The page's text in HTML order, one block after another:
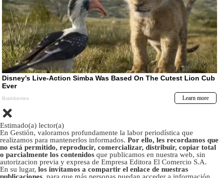
Estimado(a) lector(a)
En Gestión, valoramos profundamente la labor periodística que
realizamos para mantenerlos informados. Por ello, les recordamos que
no está permitido, reproducir, comercializar, distribuir, copiar total
o parcialmente los contenidos que publicamos en nuestra web, sin
autorizacion previa y expresa de Empresa Editora El Comercio S.A.
En su lugar, los invitamos a compartir el enlace de nuestras